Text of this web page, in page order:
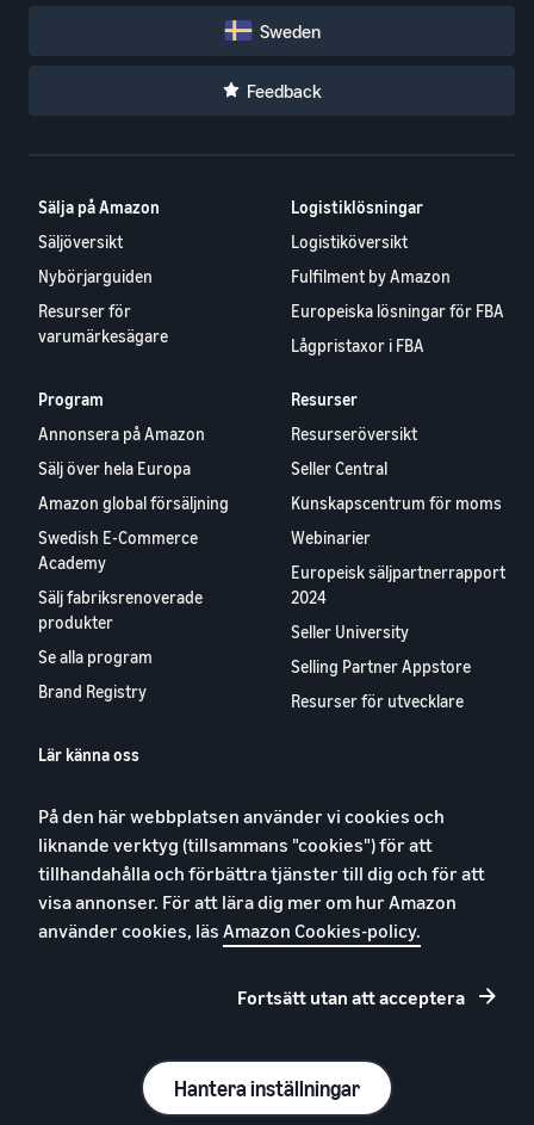
Sweden
Feedback
Sälja på Amazon
Säljöversikt
Nybörjarguiden
Resurser för
varumärkesägare
Logistiklösningar
Logistiköversikt
Fulfilment by Amazon
Europeiska lösningar för FBA
Lågpristaxor i FBA
Program
Annonsera på Amazon
Sälj över hela Europa
Amazon global försäljning
Swedish E-Commerce
Academy
Sälj fabriksrenoverade
produkter
Se alla program
Brand Registry
Resurser
Resurseröversikt
Seller Central
Kunskapscentrum för moms
Webinarier
Europeisk säljpartnerrapport
2024
Seller University
Selling Partner Appstore
Resurser för utvecklare
Lär känna oss
Karriärer
YouTube
Kontakta oss
© 2026, Amazon.com, Inc. eller dess dotterbolag
På den här webbplatsen använder vi cookies och
liknande verktyg (tillsammans "cookies") för att
tillhandahålla och förbättra tjänster till dig och för att
visa annonser. För att lära dig mer om hur Amazon
använder cookies, läs Amazon Cookies-policy.
Fortsätt utan att acceptera
Hantera inställningar